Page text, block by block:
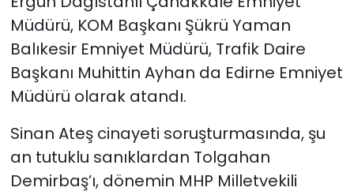
Müdürü, KOM Başkanı Şükrü Yaman
Balıkesir Emniyet Müdürü, Trafik Daire
Başkanı Muhittin Ayhan da Edirne Emniyet
Müdürü olarak atandı.
Sinan Ateş cinayeti soruşturmasında, şu
an tutuklu sanıklardan Tolgahan
Demirbaş’ı, dönemin MHP Milletvekili